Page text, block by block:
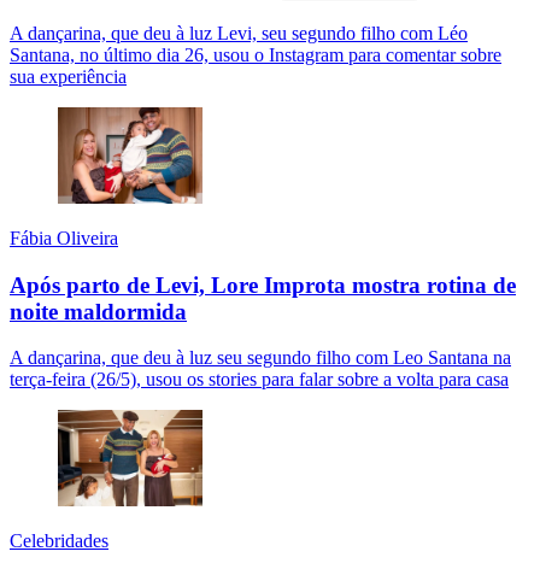
A dançarina, que deu à luz Levi, seu segundo filho com Léo
Santana, no último dia 26, usou o Instagram para comentar sobre
sua experiência
Fábia Oliveira
Após parto de Levi, Lore Improta mostra rotina de
noite maldormida
A dançarina, que deu à luz seu segundo filho com Leo Santana na
terça-feira (26/5), usou os stories para falar sobre a volta para casa
Celebridades